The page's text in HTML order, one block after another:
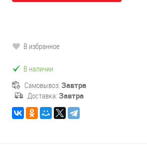
В избранное
В наличии
Самовывоз: Завтра
Доставка: Завтра